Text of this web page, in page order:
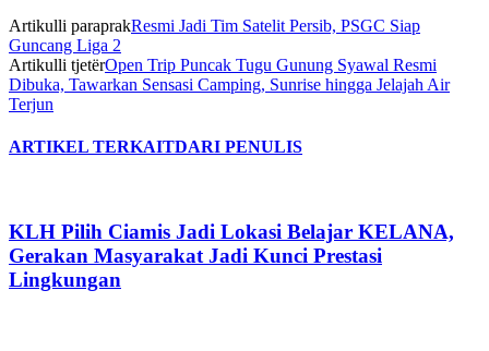
Artikulli paraprakResmi Jadi Tim Satelit Persib, PSGC Siap
Guncang Liga 2
Artikulli tjetërOpen Trip Puncak Tugu Gunung Syawal Resmi
Dibuka, Tawarkan Sensasi Camping, Sunrise hingga Jelajah Air
Terjun
ARTIKEL TERKAITDARI PENULIS
KLH Pilih Ciamis Jadi Lokasi Belajar KELANA,
Gerakan Masyarakat Jadi Kunci Prestasi
Lingkungan